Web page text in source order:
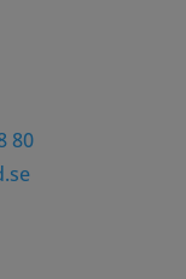
80